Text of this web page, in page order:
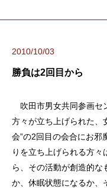
2010/10/03
勝負は2回目から
吹田市男女共同参画セ
方々が立ち上げられた、
会”の2回目の会合にお邪
りを立ち上げられる方
ら、その活動が創造的な
か、休眠状態になるか、